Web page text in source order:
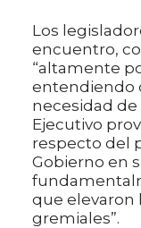
Los
encuentro,
“altamente
entendiendo
necesidad
Ejecutivo
respecto del
Gobierno en
que elevaron
gremiales”.